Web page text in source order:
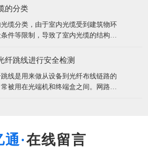
上开槽，将微型光缆布放在路槽内；
气吹敷设方式即是利用压缩空气的高速
吹入指定的管道中。气吹敷设方式
的分类
分类，由于室内光缆受到建筑物环
件等限制，导致了室内光缆的结构设
性能与光学性能各有侧重等。 1.按
配线光缆和室内中继光缆三种。 室
主要是提供建筑物内、外之间
纤跳线进行安全检测
是用来做从设备到光纤布线链路的
被用在光端机和终端盒之间。网路的
入损耗小于0.3dB回波损耗大于45
在线留言